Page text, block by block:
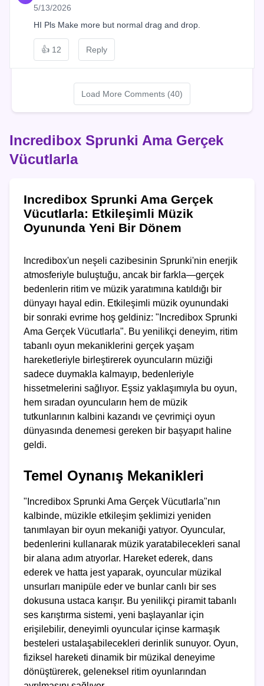
5/13/2026
HI Pls Make more but normal drag and drop.
👍 12 Reply
Load More Comments (40)
Incredibox Sprunki Ama Gerçek
Vücutlarla
Incredibox Sprunki Ama Gerçek
Vücutlarla: Etkileşimli Müzik
Oyununda Yeni Bir Dönem
Incredibox'un neşeli cazibesinin Sprunki'nin enerjik
atmosferiyle buluştuğu, ancak bir farkla—gerçek
bedenlerin ritim ve müzik yaratımına katıldığı bir
dünyayı hayal edin. Etkileşimli müzik oyunundaki
bir sonraki evrime hoş geldiniz: "Incredibox Sprunki
Ama Gerçek Vücutlarla". Bu yenilikçi deneyim, ritim
tabanlı oyun mekaniklerini gerçek yaşam
hareketleriyle birleştirerek oyuncuların müziği
sadece duymakla kalmayıp, bedenleriyle
hissetmelerini sağlıyor. Eşsiz yaklaşımıyla bu oyun,
hem sıradan oyuncuların hem de müzik
tutkunlarının kalbini kazandı ve çevrimiçi oyun
dünyasında denemesi gereken bir başyapıt haline
geldi.
Temel Oynanış Mekanikleri
"Incredibox Sprunki Ama Gerçek Vücutlarla"nın
kalbinde, müzikle etkileşim şeklimizi yeniden
tanımlayan bir oyun mekaniği yatıyor. Oyuncular,
bedenlerini kullanarak müzik yaratabilecekleri sanal
bir alana adım atıyorlar. Hareket ederek, dans
ederek ve hatta jest yaparak, oyuncular müzikal
unsurları manipüle eder ve bunlar canlı bir ses
dokusuna ustaca karışır. Bu yenilikçi piramit tabanlı
ses karıştırma sistemi, yeni başlayanlar için
erişilebilir, deneyimli oyuncular içinse karmaşık
besteleri ustalaşabilecekleri derinlik sunuyor. Oyun,
fiziksel hareketi dinamik bir müzikal deneyime
dönüştürerek, geleneksel ritim oyunlarından